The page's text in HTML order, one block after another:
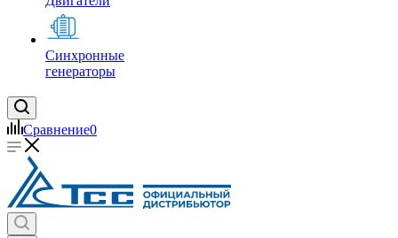
Синхронные
генераторы
Сравнение0